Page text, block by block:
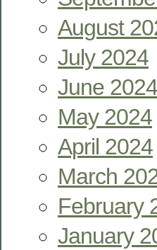
August
July 2024
June 2024
May 2024
April 2024
March
February
January